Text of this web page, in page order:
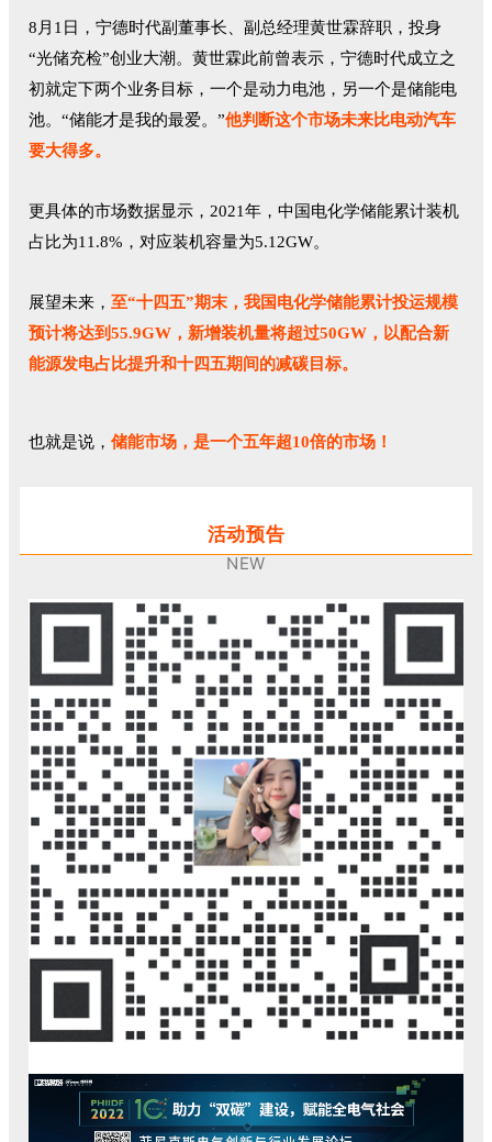
8月1日，宁德时代副董事长、副总经理黄世霖辞职，投身
“光储充检”创业大潮。黄世霖此前曾表示，宁德时代成立之
初就定下两个业务目标，一个是动力电池，另一个是储能电
池。“储能才是我的最爱。”他判断这个市场未来比电动汽车
要大得多。
更具体的市场数据显示，2021年，中国电化学储能累计装机
占比为11.8%，对应装机容量为5.12GW。
展望未来， 至“十四五”期末，我国电化学储能累计投运规模
预计将达到55.9GW，新增装机量将超过50GW，以配合新
能源发电占比提升和十四五期间的减碳目标。
也就是说， 储能市场，是一个五年超10倍的市场！
活动预告
NEW